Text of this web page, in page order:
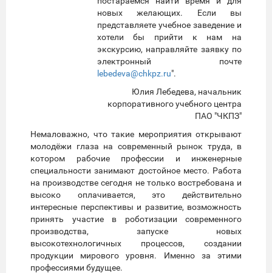
новых желающих. Если вы
представляете учебное заведение и
хотели бы прийти к нам на
экскурсию, направляйте заявку по
электронный почте
lebedeva@chkpz.ru".
Юлия Лебедева, начальник
корпоративного учебного центра
ПАО "ЧКПЗ"
Немаловажно, что такие мероприятия открывают
молодёжи глаза на современный рынок труда, в
котором рабочие профессии и инженерные
специальности занимают достойное место. Работа
на производстве сегодня не только востребована и
высоко оплачивается, это действительно
интересные перспективы и развитие, возможность
принять участие в роботизации современного
производства, запуске новых
высокотехнологичных процессов, создании
продукции мирового уровня. Именно за этими
профессиями будущее.